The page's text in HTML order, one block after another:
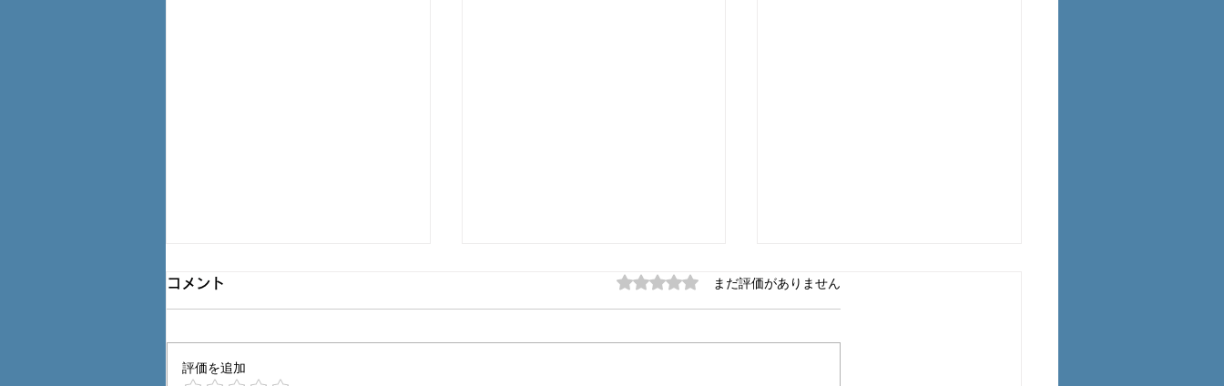
塗替工事で車の塗装が(>_<)
近、 塗装工事 をしているのです
けど 車に乗る直接に、まだらに
船底のフジツボ対策について
てですけど、船底に例えば銅箔を
塗替工事中の臭い対策につい
て
コメント 5つ星のうち0と評価されています。
まだ評価がありません
評価を追加